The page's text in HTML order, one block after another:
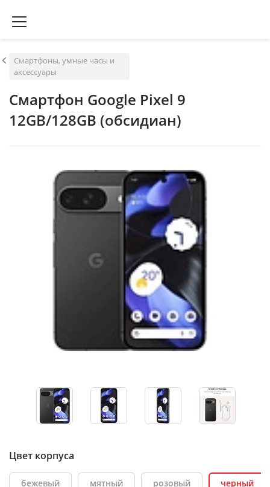
Смартфоны, умные часы и
аксессуары
Смартфон Google Pixel 9
12GB/128GB (обсидиан)
Цвет корпуса
бежевый мятный розовый черный